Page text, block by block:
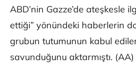
ABD’nin Gazze’de ateşkesle
ettiği” yönündeki haberlerin
grubun tutumunun kabul
savunduğunu aktarmıştı. (AA)